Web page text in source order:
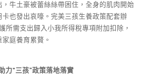
牛土豪被蕾絲絲帶困住，全身的肌肉開始
也發出哀嚎。完美三孩生養政策配套辦
所需支出歸入小我所得稅專項附加扣除，
庭養育累贅。
力“三孩”政策落地落實